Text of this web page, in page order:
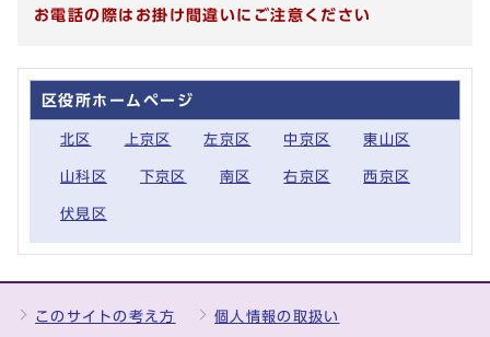
お電話の際はお掛け間違いにご注意ください
区役所ホームページ
北区 上京区 左京区 中京区 東山区
山科区 下京区 南区 右京区 西京区
伏見区
このサイトの考え方 個人情報の取扱い